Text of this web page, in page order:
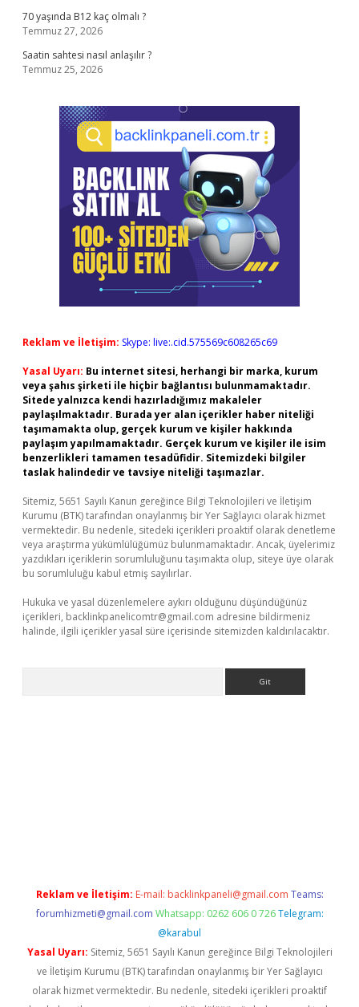
70 yaşında B12 kaç olmalı ?
Temmuz 27, 2026
Saatin sahtesi nasıl anlaşılır ?
Temmuz 25, 2026
Reklam ve İletişim: Skype: live:.cid.575569c608265c69
Yasal Uyarı: Bu internet sitesi, herhangi bir marka, kurum
veya şahıs şirketi ile hiçbir bağlantısı bulunmamaktadır.
Sitede yalnızca kendi hazırladığımız makaleler
paylaşılmaktadır. Burada yer alan içerikler haber niteliği
taşımamakta olup, gerçek kurum ve kişiler hakkında
paylaşım yapılmamaktadır. Gerçek kurum ve kişiler ile isim
benzerlikleri tamamen tesadüfidir. Sitemizdeki bilgiler
taslak halindedir ve tavsiye niteliği taşımazlar.
Sitemiz, 5651 Sayılı Kanun gereğince Bilgi Teknolojileri ve İletişim
Kurumu (BTK) tarafından onaylanmış bir Yer Sağlayıcı olarak hizmet
vermektedir. Bu nedenle, sitedeki içerikleri proaktif olarak denetleme
veya araştırma yükümlülüğümüz bulunmamaktadır. Ancak, üyelerimiz
yazdıkları içeriklerin sorumluluğunu taşımakta olup, siteye üye olarak
bu sorumluluğu kabul etmiş sayılırlar.
Hukuka ve yasal düzenlemelere aykırı olduğunu düşündüğünüz
içerikleri, backlinkpanelicomtr@gmail.com adresine bildirmeniz
halinde, ilgili içerikler yasal süre içerisinde sitemizden kaldırılacaktır.
Reklam ve İletişim: E-mail: backlinkpaneli@gmail.com Teams:
forumhizmeti@gmail.com Whatsapp: 0262 606 0 726 Telegram:
@karabul
Yasal Uyarı: Sitemiz, 5651 Sayılı Kanun gereğince Bilgi Teknolojileri
ve İletişim Kurumu (BTK) tarafından onaylanmış bir Yer Sağlayıcı
olarak hizmet vermektedir. Bu nedenle, sitedeki içerikleri proaktif